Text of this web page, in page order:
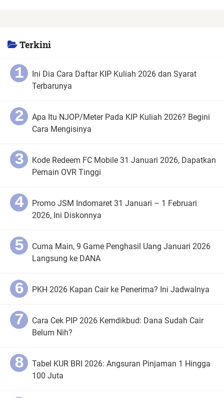
Terkini
Ini Dia Cara Daftar KIP Kuliah 2026 dan Syarat
Terbarunya
Apa Itu NJOP/Meter Pada KIP Kuliah 2026? Begini
Cara Mengisinya
Kode Redeem FC Mobile 31 Januari 2026, Dapatkan
Pemain OVR Tinggi
Promo JSM Indomaret 31 Januari – 1 Februari
2026, Ini Diskonnya
Cuma Main, 9 Game Penghasil Uang Januari 2026
Langsung ke DANA
PKH 2026 Kapan Cair ke Penerima? Ini Jadwalnya
Cara Cek PIP 2026 Kemdikbud: Dana Sudah Cair
Belum Nih?
Tabel KUR BRI 2026: Angsuran Pinjaman 1 Hingga
100 Juta